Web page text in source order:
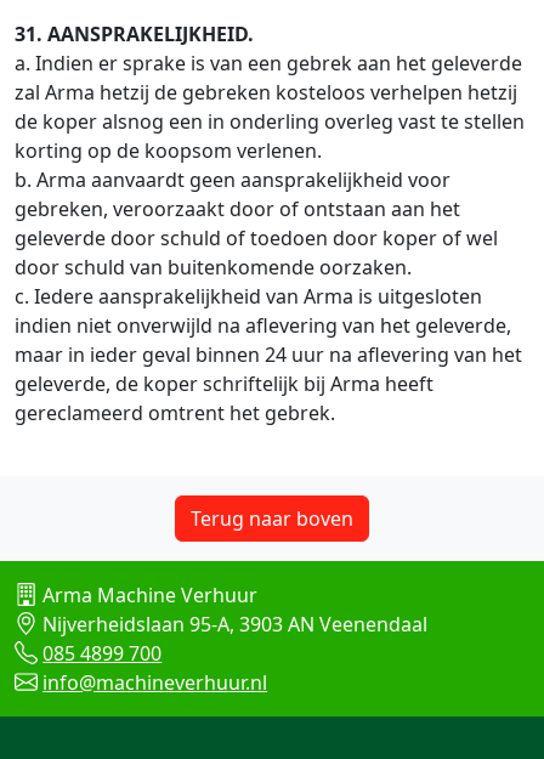
31. AANSPRAKELIJKHEID.
a. Indien er sprake is van een gebrek aan het geleverde
zal Arma hetzij de gebreken kosteloos verhelpen hetzij
de koper alsnog een in onderling overleg vast te stellen
korting op de koopsom verlenen.
b. Arma aanvaardt geen aansprakelijkheid voor
gebreken, veroorzaakt door of ontstaan aan het
geleverde door schuld of toedoen door koper of wel
door schuld van buitenkomende oorzaken.
c. Iedere aansprakelijkheid van Arma is uitgesloten
indien niet onverwijld na aflevering van het geleverde,
maar in ieder geval binnen 24 uur na aflevering van het
geleverde, de koper schriftelijk bij Arma heeft
gereclameerd omtrent het gebrek.
Terug naar boven
Arma Machine Verhuur
Nijverheidslaan 95-A, 3903 AN Veenendaal
085 4899 700
info@machineverhuur.nl